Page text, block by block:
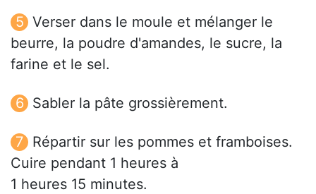
Verser dans le moule et mélanger le
beurre, la poudre d'amandes, le sucre, la
farine et le sel.
Sabler la pâte grossièrement.
Répartir sur les pommes et framboises.
Cuire pendant 1 heures à
1 heures 15 minutes.